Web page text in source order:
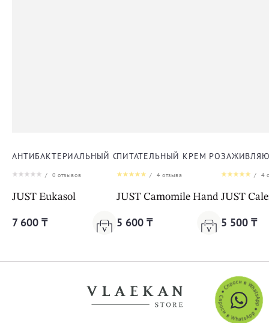
АНТИБАКТЕРИАЛЬНЫЙ СПРЕЙ ЭУКАСОЛ
/ 0 отзывов
JUST Eukasol
7 600 ₸
ПИТАТЕЛЬНЫЙ КРЕМ РОМАШКА
/ 4отзыва
JUST Camomile Hand Cream
5 600 ₸
/ 4
JUST
5 500 ₸